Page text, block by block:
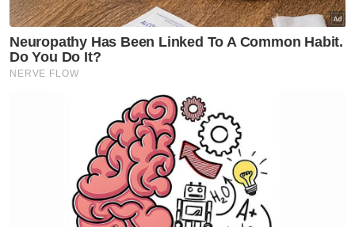
Jelas beliau, sekiranya pengilang mampu
menghasilkan jumlah padi lebih banyak
pihaknya berusaha untuk membantu bagi
Artikel Berkaitan:
Kes buli MRSM Besut di peringkat akhir siasatan, lima
pelajar dibebaskan
Kerajaan perlu segera tangani isu laluan sehala
pekan Tapah
Akta 586 dipinda tangani isu caj berlebihan di